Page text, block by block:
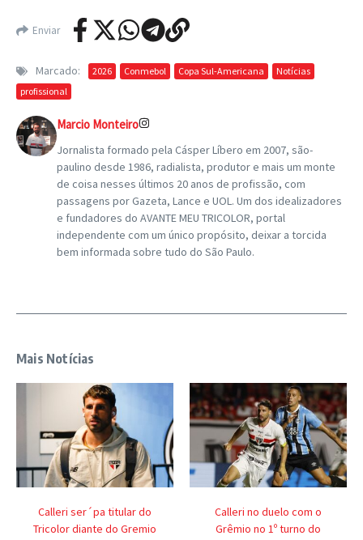
Enviar
Marcado: 2026 Conmebol Copa Sul-Americana
Notícias
profissional
Marcio Monteiro
Jornalista formado pela Cásper Líbero em 2007, são-
paulino desde 1986, radialista, produtor e mais um monte
de coisa nesses últimos 20 anos de profissão, com
passagens por Gazeta, Lance e UOL. Um dos idealizadores
e fundadores do AVANTE MEU TRICOLOR, portal
independente com um único propósito, deixar a torcida
bem informada sobre tudo do São Paulo.
Mais Notícias
Calleri ser´pa titular do
Tricolor diante do Gremio
Calleri no duelo com o
Grêmio no 1º turno do